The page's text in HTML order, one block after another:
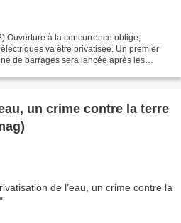
Ouverture à la concurrence oblige,
va être privatisée. Un premier
de barrages sera lancée après les
un crime contre la terre